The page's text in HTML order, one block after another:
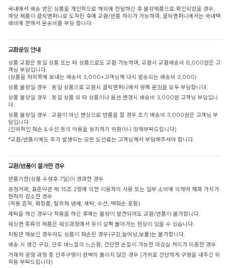
국내에서 배송 받은 상품을 개인적으로 해외에 전달하신 후 불량제품으로 확인되었을 경우,
해당 제품이 클릭앤퍼니로 도착된 후에 교환/반품 처리가 가능하며, 클릭앤퍼니에서는 국내택
배비에 한해서 운송비를 부담 합니다
교환운임 안내
상품 교환은 동일 상품 또는 타 상품으로도 교환 가능하며, 교환시 교환배송비 6,000원은 고
객님 부담입니다.
(상품을 저희쪽에 보내는 배송비 3,000+고객님께 다시 발송되는 배송비 3,000)
상품 불량일 경우 : 동일 상품으로 교환시 클릭앤퍼니에서 왕복 운임을 모두 부담합니다.
상품 불량일 경우 : 동일 상품 외 타 상품이나 옵션 변경시 배송비 3,000원 고객님 부담입니
다.
상품 불량일 경우 : 교환이 아닌 변심으로 반품을 할 경우 초기 배송비 3,000원은 고객님 부
담입니다.
(인위적인 훼손 & 수선 등의 악용을 방지하기 위함이니 양해부탁드립니다)
*교환/반품시에도 추가 발생되는 모든 도선료는 고객님께서 부담해주셔야 합니다.
교환/반품이 불가한 경우
반품기한(상품 수령후 7일)이 경과한 경우
공정거래, 표준약관 제 15조 2항에 의한 이용자의 사용 또는 일부 소비에 의하여 재화 가치가
현저히 감소한 경우
(착용 흔적, 화장품, 탈취제 냄새, 세탁, 수선, 택훼손 포함)
세탁을 하신 경우나 착용을 하신 후에는 불량이 발견되어도 교환/반품이 불가합니다.
워싱면 종류의 제품은 워싱과정에서 옷이 살짝 돌아가는 현상이 있을 수 있습니다.
피팅만 해보신 경우라도 상품이 훼손된 경우(구김,늘어남,보풀)는 불가합니다.
배송 시 생긴 구김, 단추 바느질의 느슨함, 간단한 손질이 가능한 마감실 처리가 미흡한 경우
거래처 공정 과정 중 단추구멍이 완벽히 뚫리지 않은 경우 (가위로 간단하게 구멍을 내주신 뒤
착용 부탁드립니다)